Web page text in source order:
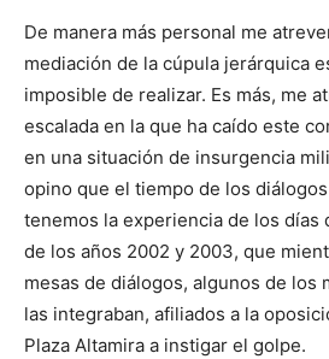
De manera más personal me
mediación de la cúpula jerárquica
imposible de realizar. Es más, me
escalada en la que ha caído este
en una situación de insurgencia
opino que el tiempo de los
tenemos la experiencia de los días
de los años 2002 y 2003, que
mesas de diálogos, algunos de los
las integraban, afiliados a la
Plaza Altamira a instigar el golpe.